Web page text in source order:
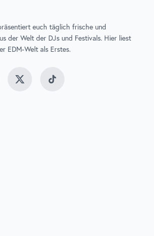
euch täglich frische und
der Welt der DJs und Festivals. Hier liest
EDM-Welt als Erstes.
Twitter TikTok